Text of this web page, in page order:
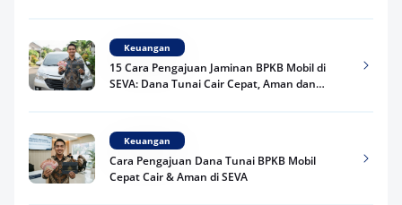
Keuangan
15 Cara Pengajuan Jaminan BPKB Mobil di
SEVA: Dana Tunai Cair Cepat, Aman dan
Keuangan
Cara Pengajuan Dana Tunai BPKB Mobil
Cepat Cair & Aman di SEVA